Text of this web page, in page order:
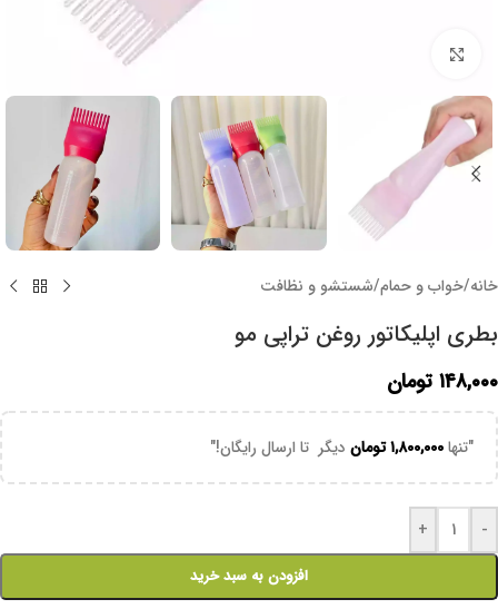
خانه/خواب و حمام/شستشو و نظافت
بطری اپلیکاتور روغن تراپی مو
۱۴۸,۰۰۰ تومان
"تنها۱,۸۰۰,۰۰۰تومان دیگر تا ارسال رایگان!"
-
+
افزودن به سبد خرید